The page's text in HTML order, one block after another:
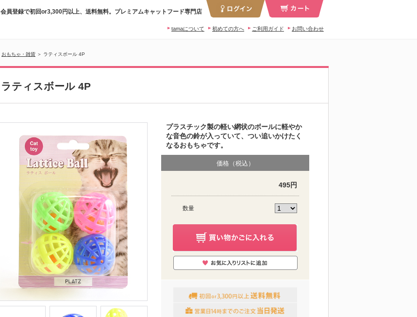
会員登録で初回or3,300円以上、送料無料。プレミアムキャットフード専門店
お問い合わせ
ご利用ガイド
初めての方へ
tamaについて
おもちゃ・雑貨 ＞ ラティスボール 4P
ラティスボール 4P
プラスチック製の軽い網状のボールに軽やか
な音色の鈴が入っていて、つい追いかけたく
なるおもちゃです。
価格（税込）
495円
数量